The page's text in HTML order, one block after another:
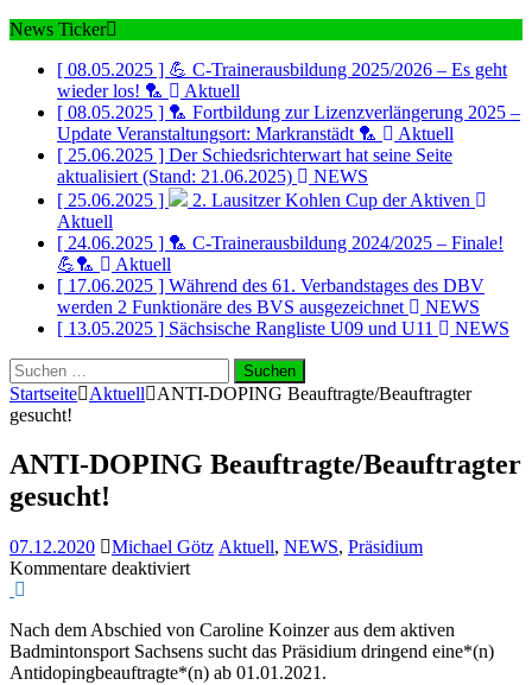
News Ticker
[ 08.05.2025 ] 💪 C-Trainerausbildung 2025/2026 – Es geht
wieder los! 🏸
Aktuell
[ 08.05.2025 ] 🏸 Fortbildung zur Lizenzverlängerung 2025 –
Update Veranstaltungsort: Markranstädt 🏸
Aktuell
[ 25.06.2025 ] Der Schiedsrichterwart hat seine Seite
aktualisiert (Stand: 21.06.2025)
NEWS
[ 25.06.2025 ]
2. Lausitzer Kohlen Cup der Aktiven
Aktuell
[ 24.06.2025 ] 🏸 C-Trainerausbildung 2024/2025 – Finale!
💪🏸
Aktuell
[ 17.06.2025 ] Während des 61. Verbandstages des DBV
werden 2 Funktionäre des BVS ausgezeichnet
NEWS
[ 13.05.2025 ] Sächsische Rangliste U09 und U11
NEWS
Suchen
nach:
Startseite Aktuell
ANTI-DOPING Beauftragte/Beauftragter
gesucht!
ANTI-DOPING Beauftragte/Beauftragter
gesucht!
07.12.2020 Michael Götz Aktuell, NEWS, Präsidium
Kommentare deaktiviert
Beauftragte/Beauftragter
gesucht!
Nach dem Abschied von Caroline Koinzer aus dem aktiven
Badmintonsport Sachsens sucht das Präsidium dringend eine*(n)
Antidopingbeauftragte*(n) ab 01.01.2021.